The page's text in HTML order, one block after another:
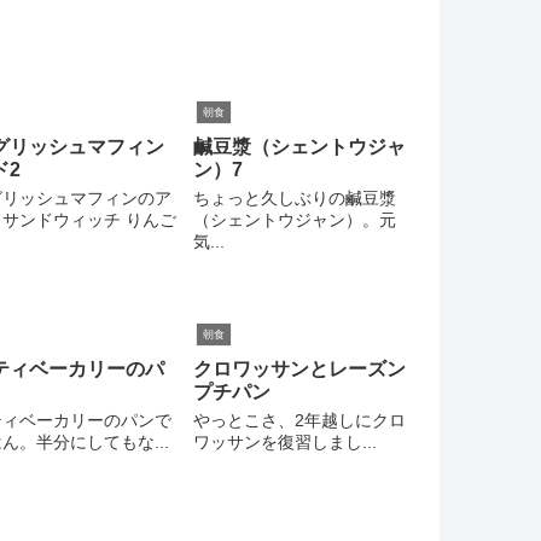
リッシュマフィン
2
ッシュマフィンのア
ンドウィッチ りんご
朝食
鹹豆漿（シェントウジャ
ン）7
ちょっと久しぶりの鹹豆漿
（シェントウジャン）。元
気...
ィベーカリーのパ
ベーカリーのパンで
。半分にしてもな...
朝食
クロワッサンとレーズン
プチパン
やっとこさ、2年越しにクロ
ワッサンを復習しまし...